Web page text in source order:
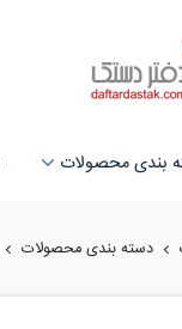
بندی محصولات
دسته بندی محصولات